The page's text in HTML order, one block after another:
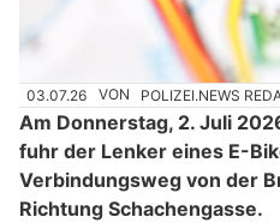
03.07.26 VON POLIZEI.NEWS
Am Donnerstag, 2. Juli
fuhr der Lenker eines E-
Verbindungsweg von der
Richtung Schachengasse.